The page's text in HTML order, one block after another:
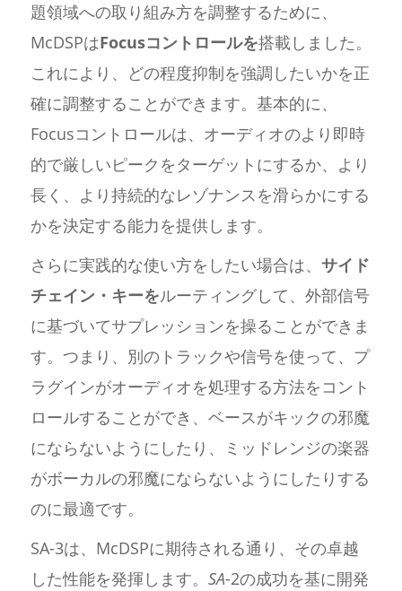
題領域への取り組み方を調整するために、
McDSPはFocusコントロールを搭載しました。
これにより、どの程度抑制を強調したいかを正
確に調整することができます。基本的に、
Focusコントロールは、オーディオのより即時
的で厳しいピークをターゲットにするか、より
長く、より持続的なレゾナンスを滑らかにする
かを決定する能力を提供します。
さらに実践的な使い方をしたい場合は、 サイド
チェイン・キーをルーティングして、外部信号
に基づいてサプレッションを操ることができま
す。つまり、別のトラックや信号を使って、プ
ラグインがオーディオを処理する方法をコント
ロールすることができ、ベースがキックの邪魔
にならないようにしたり、ミッドレンジの楽器
がボーカルの邪魔にならないようにしたりする
のに最適です。
SA-3は、McDSPに期待される通り、その卓越
した性能を発揮します。 SA-2の成功を基に開発